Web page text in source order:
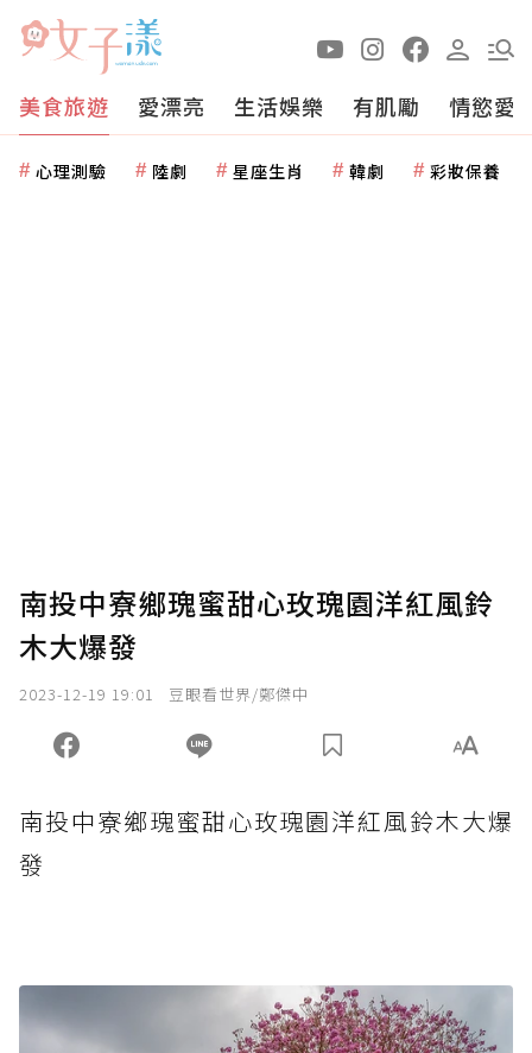
美食旅遊 愛漂亮 生活娛樂 有肌勵 情慾愛
心理測驗 陸劇 星座生肖 韓劇 彩妝保養
南投中寮鄉瑰蜜甜心玫瑰園洋紅風鈴
木大爆發
2023-12-19 19:01 豆眼看世界/鄭傑中
南投中寮鄉瑰蜜甜心玫瑰園洋紅風鈴木大爆
發